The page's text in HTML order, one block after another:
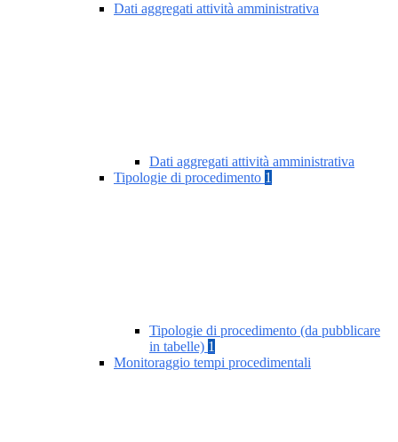
Dati aggregati attività amministrativa
Dati aggregati attività amministrativa
Tipologie di procedimento 1
Tipologie di procedimento (da pubblicare
in tabelle) 1
Monitoraggio tempi procedimentali